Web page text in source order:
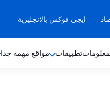
ايجي فوكس بالانجليزية
تطبيقات مواقع مهمة جدا